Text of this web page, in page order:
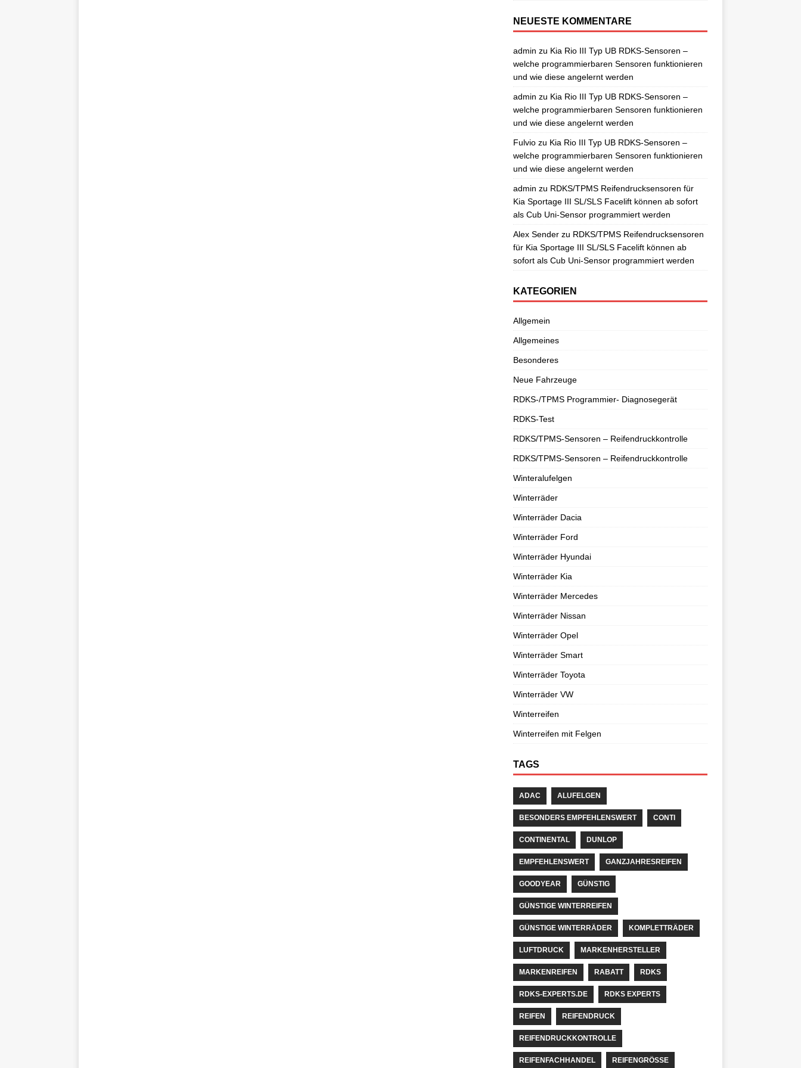
NEUESTE KOMMENTARE
admin zu Kia Rio III Typ UB RDKS-Sensoren –
welche programmierbaren Sensoren funktionieren
und wie diese angelernt werden
admin zu Kia Rio III Typ UB RDKS-Sensoren –
welche programmierbaren Sensoren funktionieren
und wie diese angelernt werden
Fulviozu Kia Rio III Typ UB RDKS-Sensoren –
welche programmierbaren Sensoren funktionieren
und wie diese angelernt werden
admin zu RDKS/TPMS Reifendrucksensoren für
Kia Sportage III SL/SLS Facelift können ab sofort
als Cub Uni-Sensor programmiert werden
Alex Senderzu RDKS/TPMS Reifendrucksensoren
für Kia Sportage III SL/SLS Facelift können ab
sofort als Cub Uni-Sensor programmiert werden
KATEGORIEN
Allgemein
Allgemeines
Besonderes
Neue Fahrzeuge
RDKS-/TPMS Programmier- Diagnosegerät
RDKS-Test
RDKS/TPMS-Sensoren – Reifendruckkontrolle
RDKS/TPMS-Sensoren – Reifendruckkontrolle
Winteralufelgen
Winterräder
Winterräder Dacia
Winterräder Ford
Winterräder Hyundai
Winterräder Kia
Winterräder Mercedes
Winterräder Nissan
Winterräder Opel
Winterräder Smart
Winterräder Toyota
Winterräder VW
Winterreifen
Winterreifen mit Felgen
TAGS
ADAC ALUFELGEN
BESONDERS EMPFEHLENSWERT CONTI
CONTINENTAL DUNLOP
EMPFEHLENSWERT GANZJAHRESREIFEN
GOODYEAR GÜNSTIG
GÜNSTIGE WINTERREIFEN
GÜNSTIGE WINTERRÄDER KOMPLETTRÄDER
LUFTDRUCK MARKENHERSTELLER
MARKENREIFEN RABATT RDKS
RDKS-EXPERTS.DE RDKS EXPERTS
REIFEN REIFENDRUCK
REIFENDRUCKKONTROLLE
REIFENFACHHANDEL REIFENGRÖSSE